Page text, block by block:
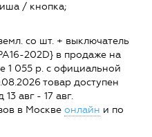
/ кнопка;
со шт. + выключатель
202D} в продаже на
1 055 р. с официальной
товар доступен
авг - 17 авг.
в Москве онлайн и по